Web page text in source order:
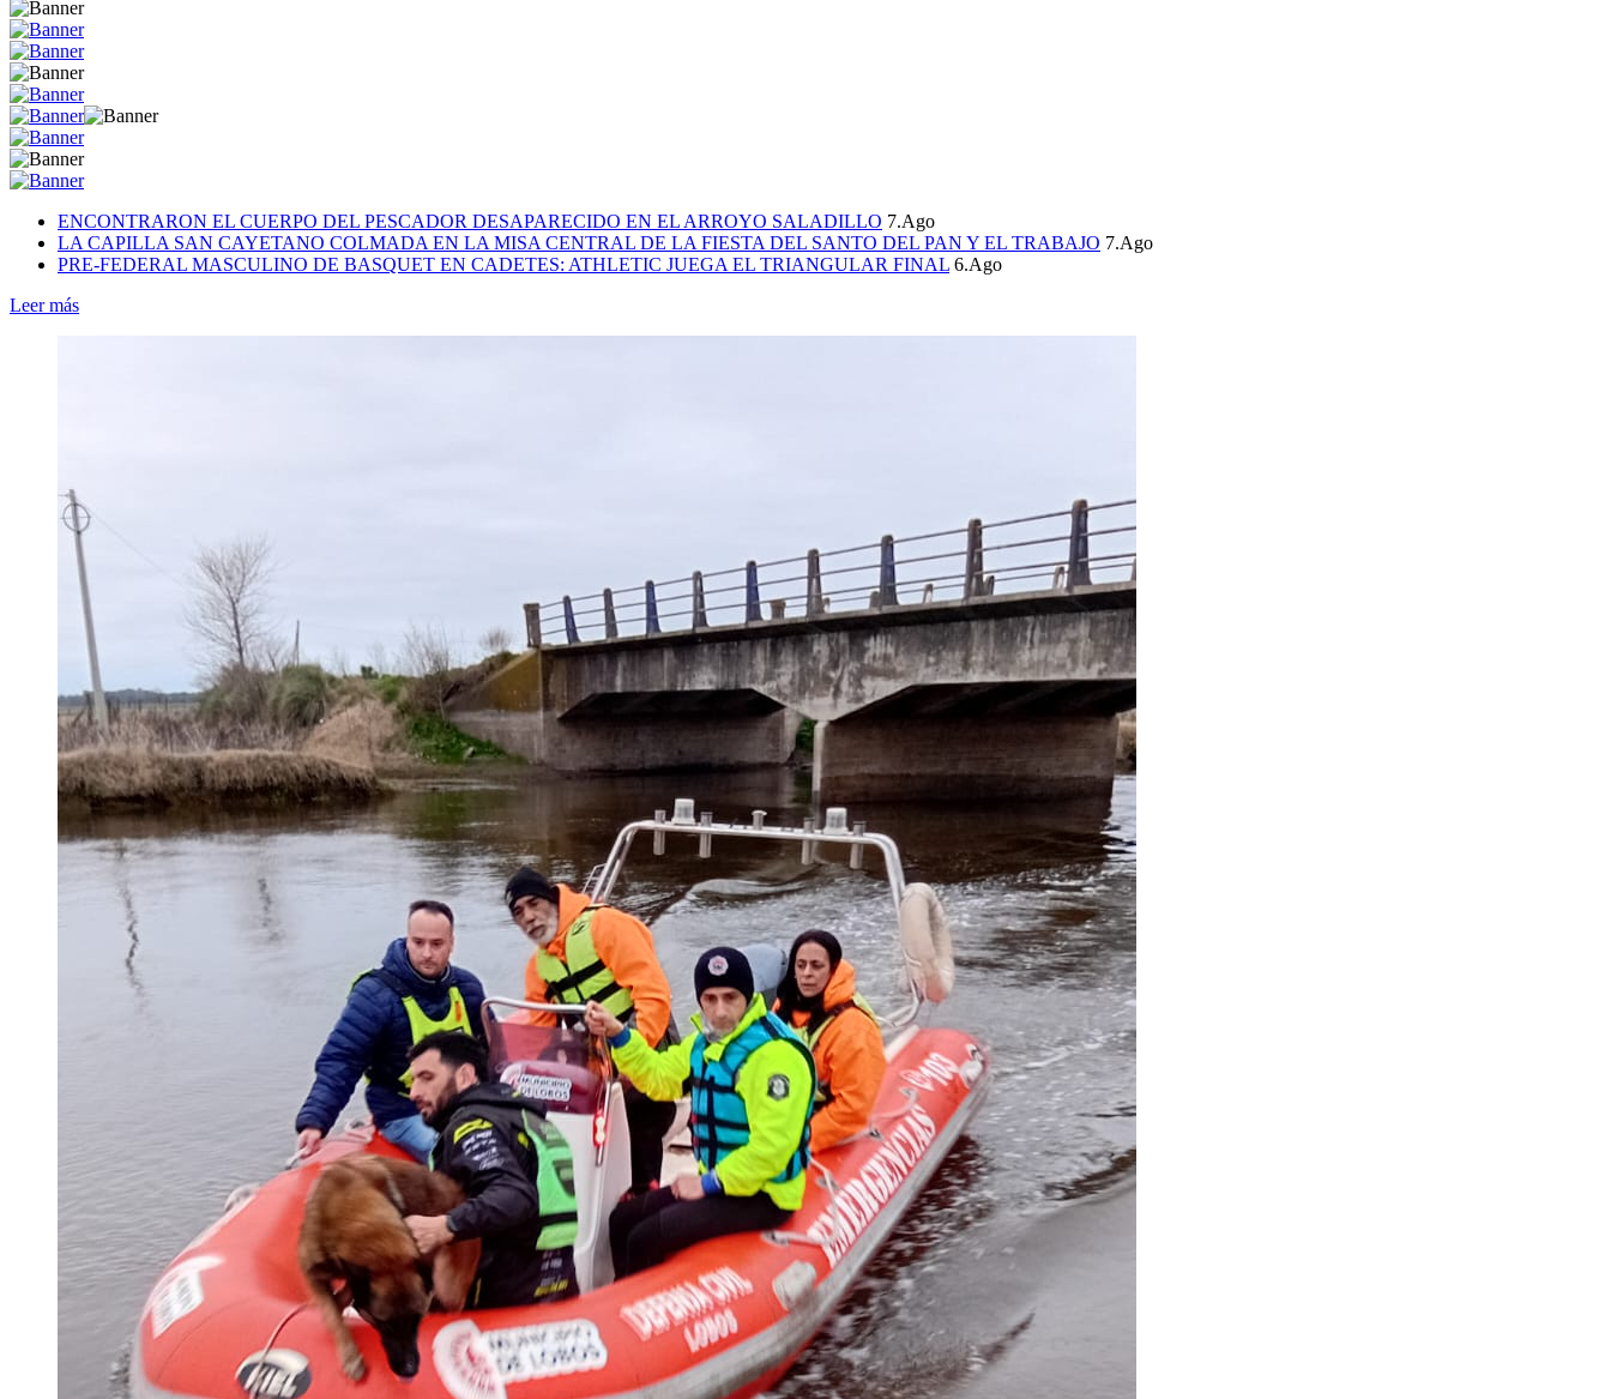
ENCONTRARON EL CUERPO DEL PESCADOR DESAPARECIDO EN EL ARROYO SALADILLO 7.Ago
LA CAPILLA SAN CAYETANO COLMADA EN LA MISA CENTRAL DE LA FIESTA DEL SANTO DEL PAN Y EL TRABAJO 7.Ago
PRE-FEDERAL MASCULINO DE BASQUET EN CADETES: ATHLETIC JUEGA EL TRIANGULAR FINAL 6.Ago
Leer más